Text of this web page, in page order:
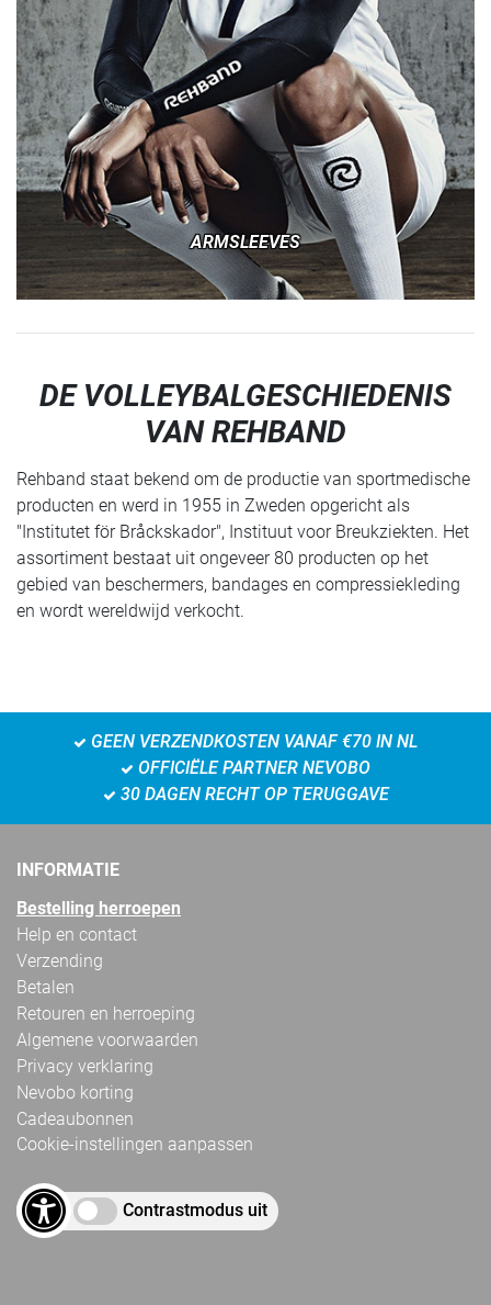
ARMSLEEVES
DE VOLLEYBALGESCHIEDENIS
VAN REHBAND
Rehband staat bekend om de productie van sportmedische
producten en werd in 1955 in Zweden opgericht als
"Institutet för Bråckskador", Instituut voor Breukziekten. Het
assortiment bestaat uit ongeveer 80 producten op het
gebied van beschermers, bandages en compressiekleding
en wordt wereldwijd verkocht.
GEEN VERZENDKOSTEN VANAF €70 IN NL
OFFICIËLE PARTNER NEVOBO
30 DAGEN RECHT OP TERUGGAVE
INFORMATIE
Bestelling herroepen
Help en contact
Verzending
Betalen
Retouren en herroeping
Algemene voorwaarden
Privacy verklaring
Nevobo korting
Cadeaubonnen
Cookie-instellingen aanpassen
Contrastmodus uit